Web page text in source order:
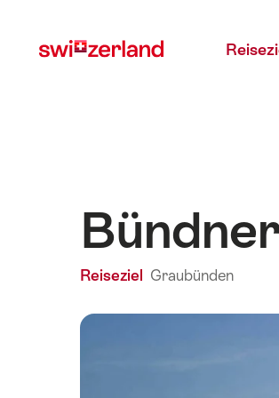
myswitzerland.com
Reiseziel Graubünden